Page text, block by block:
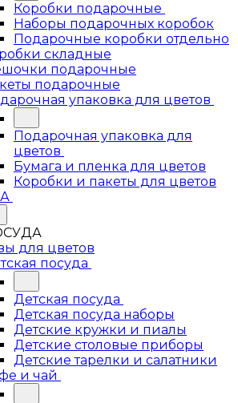
Коробки подарочные
Наборы подарочных коробок
Подарочные коробки отдельно
складные
подарочные
подарочные
упаковка для цветов
Подарочная упаковка для
цветов
Бумага и пленка для цветов
Коробки и пакеты для цветов
для цветов
посуда
Детская посуда
Детская посуда наборы
Детские кружки и пиалы
Детские столовые приборы
Детские тарелки и салатники
и чай